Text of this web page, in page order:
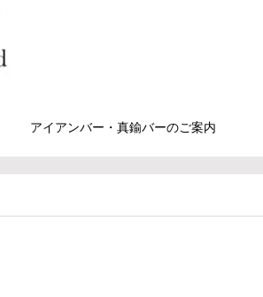
アイアンバー・真鍮バーのご案内